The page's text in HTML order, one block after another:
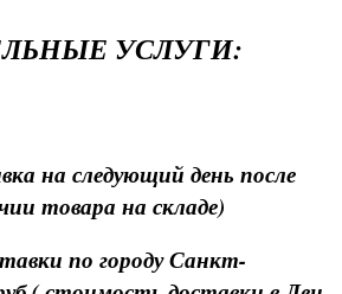
УСЛУГИ:
на следующий день после
товара на складе)
по городу Санкт-